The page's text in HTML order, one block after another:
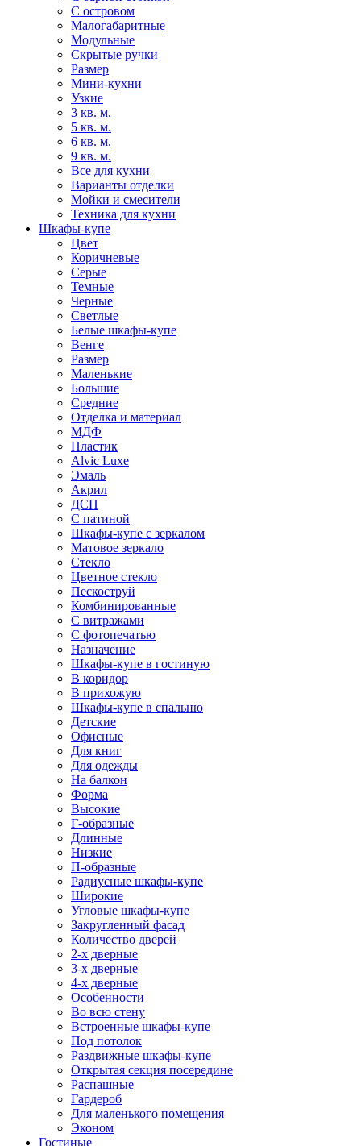
С островом
Малогабаритные
Модульные
Скрытые ручки
Размер
Мини-кухни
Узкие
3 кв. м.
5 кв. м.
6 кв. м.
9 кв. м.
Все для кухни
Варианты отделки
Мойки и смесители
Техника для кухни
Шкафы-купе
Цвет
Коричневые
Серые
Темные
Черные
Светлые
Белые шкафы-купе
Венге
Размер
Маленькие
Большие
Средние
Отделка и материал
МДФ
Пластик
Alvic Luxe
Эмаль
Акрил
ДСП
С патиной
Шкафы-купе с зеркалом
Матовое зеркало
Стекло
Цветное стекло
Пескоструй
Комбинированные
С витражами
С фотопечатью
Назначение
Шкафы-купе в гостиную
В коридор
В прихожую
Шкафы-купе в спальню
Детские
Офисные
Для книг
Для одежды
На балкон
Форма
Высокие
Г-образные
Длинные
Низкие
П-образные
Радиусные шкафы-купе
Широкие
Угловые шкафы-купе
Закругленный фасад
Количество дверей
2-х дверные
3-х дверные
4-х дверные
Особенности
Во всю стену
Встроенные шкафы-купе
Под потолок
Раздвижные шкафы-купе
Открытая секция посередине
Распашные
Гардероб
Для маленького помещения
Эконом
Гостиные